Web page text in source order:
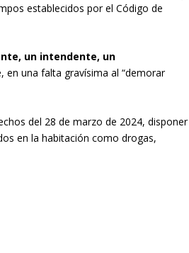
establecidos por el Código de
un intendente, un
en una falta gravísima al “demorar
del 28 de marzo de 2024, disponer
en la habitación como drogas,